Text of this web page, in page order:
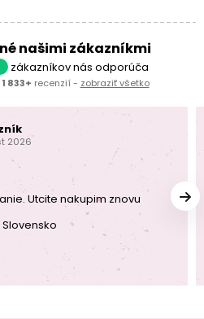
našimi zákazníkmi
zákazníkov nás odporúča
1 833+ recenzií - zobraziť všetko
2026
Utcite nakupim znovu